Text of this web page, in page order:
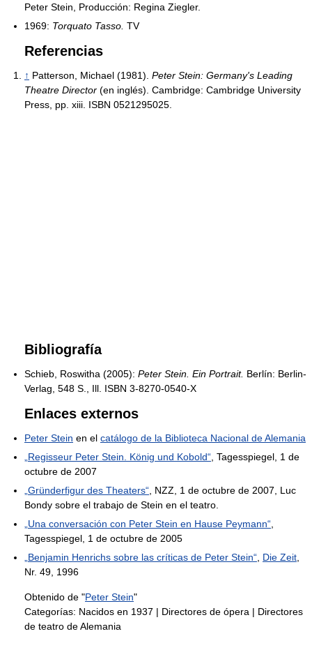
Peter Stein, Producción: Regina Ziegler.
1969: Torquato Tasso. TV
Referencias
↑ Patterson, Michael (1981). Peter Stein: Germany's Leading
Theatre Director (en inglés). Cambridge: Cambridge University
Press, pp. xiii. ISBN 0521295025.
Bibliografía
Schieb, Roswitha (2005): Peter Stein. Ein Portrait. Berlín: Berlin-
Verlag, 548 S., Ill. ISBN 3-8270-0540-X
Enlaces externos
Peter Stein en el catálogo de la Biblioteca Nacional de Alemania
„Regisseur Peter Stein. König und Kobold“ , Tagesspiegel, 1 de
octubre de 2007
„Gründerfigur des Theaters“ , NZZ, 1 de octubre de 2007, Luc
Bondy sobre el trabajo de Stein en el teatro.
„Una conversación con Peter Stein en Hause Peymann“
Tagesspiegel, 1 de octubre de 2005
„Benjamin Henrichs sobre las críticas de Peter Stein“ Die Zeit
Nr. 49, 1996
Obtenido de "Peter Stein"
Categorías: Nacidos en 1937 | Directores de ópera | Directores
de teatro de Alemania